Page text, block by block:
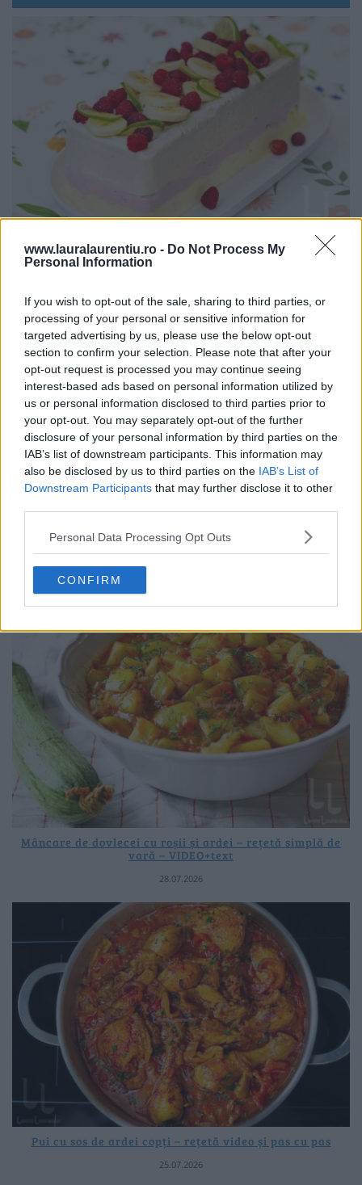
www.lauralaurentiu.ro - Do Not Process My
Personal Information
If you wish to opt-out of the sale, sharing to third parties, or
processing of your personal or sensitive information for
targeted advertising by us, please use the below opt-out
section to confirm your selection. Please note that after your
opt-out request is processed you may continue seeing
interest-based ads based on personal information utilized by
us or personal information disclosed to third parties prior to
your opt-out. You may separately opt-out of the further
disclosure of your personal information by third parties on the
IAB’s list of downstream participants. This information may
also be disclosed by us to third parties on the IAB’s List of
Downstream Participants that may further disclose it to other
Personal Data Processing Opt Outs
CONFIRM
Tort de înghețată cu fructe în trei straturi și arome –
rețetă video + text
Băscuțe cu brânză dulce și caise – rețetă video + text
Mâncare de dovlecei cu roșii și ardei – rețetă simplă de
vară – VIDEO+text
28.07.2026
Pui cu sos de ardei copți – rețetă video și pas cu pas
25.07.2026